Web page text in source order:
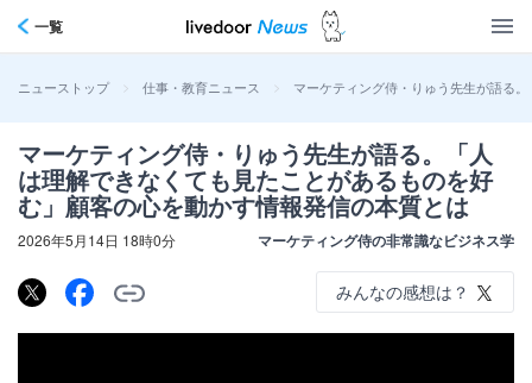
一覧
ニューストップ > 仕事・教育ニュース > マーケティング侍・りゅう先生が語る
マーケティング侍・りゅう先生が語る。「人
は理解できなくても見たことがあるものを好
む」顧客の心を動かす情報発信の本質とは
2026年5月14日 18時0分 マーケティング侍の非常識なビジネス学
みんなの感想は？